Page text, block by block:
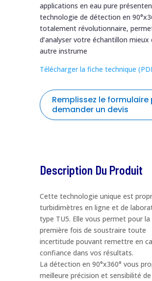
applications en eau pure
technologie de détection en
totalement révolutionnaire,
d’analyser votre échantillon
autre instrume
Télécharger la fiche technique
Remplissez le formulaire
demander un devis
de
HACH
Prénom*
Entreprise / Organisation
La fonction *
Description Du Produit
Cette technologie unique est
turbidimètres en ligne et de
type TU5. Elle vous permet pour la
première fois de soustraire toute
incertitude pouvant remettre en
confiance dans vos résultats.
La détection en 90°x360° vous
meilleure précision et sensibilité